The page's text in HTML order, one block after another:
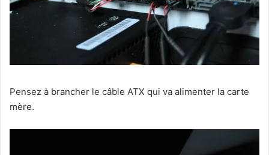
Pensez à brancher le câble ATX qui va alimenter la carte
mère.